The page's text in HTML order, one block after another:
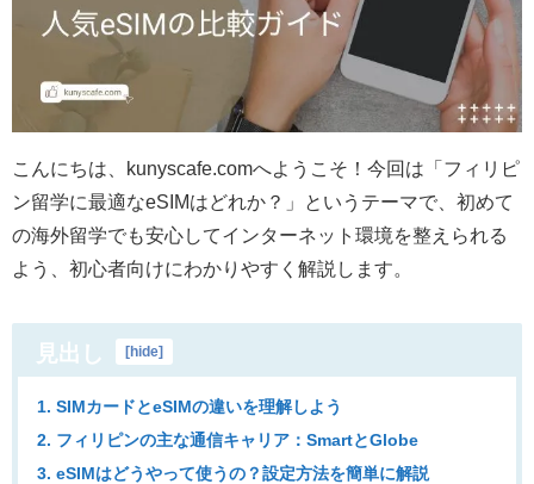
こんにちは、kunyscafe.comへようこそ！今回は「フィリピ
ン留学に最適なeSIMはどれか？」というテーマで、初めて
の海外留学でも安心してインターネット環境を整えられる
よう、初心者向けにわかりやすく解説します。
見出し [hide]
1. SIMカードとeSIMの違いを理解しよう
2. フィリピンの主な通信キャリア：SmartとGlobe
3. eSIMはどうやって使うの？設定方法を簡単に解説